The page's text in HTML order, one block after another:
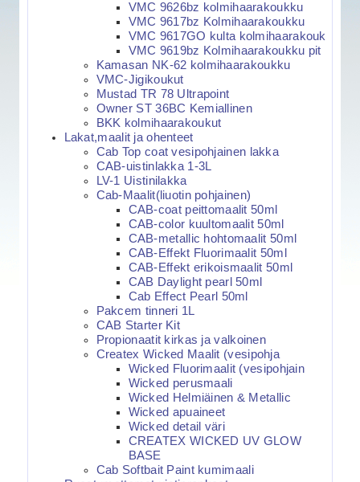
VMC 9626bz kolmihaarakoukku
VMC 9617bz Kolmihaarakoukku
VMC 9617GO kulta kolmihaarakouk
VMC 9619bz Kolmihaarakoukku pit
Kamasan NK-62 kolmihaarakoukku
VMC-Jigikoukut
Mustad TR 78 Ultrapoint
Owner ST 36BC Kemiallinen
BKK kolmihaarakoukut
Lakat,maalit ja ohenteet
Cab Top coat vesipohjainen lakka
CAB-uistinlakka 1-3L
LV-1 Uistinilakka
Cab-Maalit(liuotin pohjainen)
CAB-coat peittomaalit 50ml
CAB-color kuultomaalit 50ml
CAB-metallic hohtomaalit 50ml
CAB-Effekt Fluorimaalit 50ml
CAB-Effekt erikoismaalit 50ml
CAB Daylight pearl 50ml
Cab Effect Pearl 50ml
Pakcem tinneri 1L
CAB Starter Kit
Propionaatit kirkas ja valkoinen
Createx Wicked Maalit (vesipohja
Wicked Fluorimaalit (vesipohjain
Wicked perusmaali
Wicked Helmiäinen & Metallic
Wicked apuaineet
Wicked detail väri
CREATEX WICKED UV GLOW
BASE
Cab Softbait Paint kumimaali